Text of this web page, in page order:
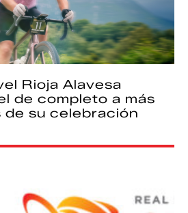
Rioja Alavesa
de completo a más
de su celebración